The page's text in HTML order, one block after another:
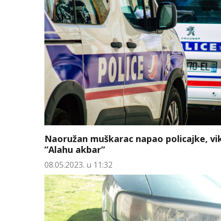
Naoružan muškarac napao policajke,
”Alahu akbar”
08.05.2023. u 11:32